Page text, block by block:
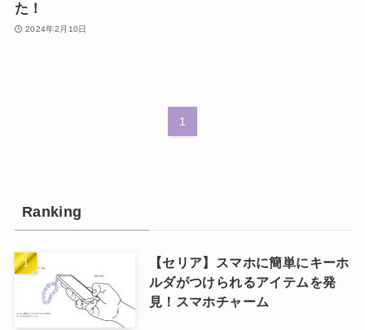
た！
2024年2月10日
1
Ranking
【セリア】スマホに簡単にキーホ
ルダがつけられるアイテムを発
見！スマホチャーム